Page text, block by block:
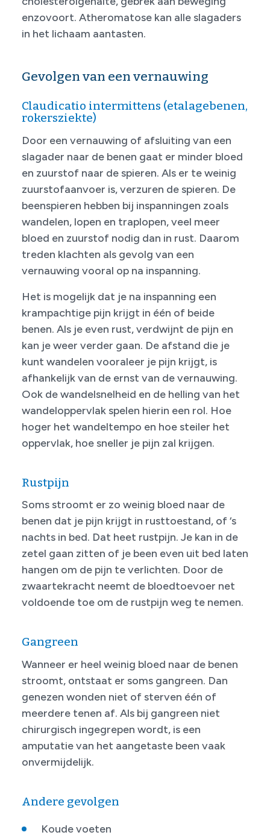
enzovoort. Atheromatose kan alle slagaders
in het lichaam aantasten.
Gevolgen van een vernauwing
Claudicatio intermittens (etalagebenen,
rokersziekte)
Door een vernauwing of afsluiting van een
slagader naar de benen gaat er minder bloed
en zuurstof naar de spieren. Als er te weinig
zuurstofaanvoer is, verzuren de spieren. De
beenspieren hebben bij inspanningen zoals
wandelen, lopen en traplopen, veel meer
bloed en zuurstof nodig dan in rust. Daarom
treden klachten als gevolg van een
vernauwing vooral op na inspanning.
Het is mogelijk dat je na inspanning een
krampachtige pijn krijgt in één of beide
benen. Als je even rust, verdwijnt de pijn en
kan je weer verder gaan. De afstand die je
kunt wandelen vooraleer je pijn krijgt, is
afhankelijk van de ernst van de vernauwing.
Ook de wandelsnelheid en de helling van het
wandeloppervlak spelen hierin een rol. Hoe
hoger het wandeltempo en hoe steiler het
oppervlak, hoe sneller je pijn zal krijgen.
Rustpijn
Soms stroomt er zo weinig bloed naar de
benen dat je pijn krijgt in rust­toestand, of ‘s
nachts in bed. Dat heet rustpijn. Je kan in de
zetel gaan zitten of je been even uit bed laten
hangen om de pijn te verlichten. Door de
zwaartekracht neemt de bloedtoevoer net
voldoende toe om de rustpijn weg te nemen.
Gangreen
Wanneer er heel weinig bloed naar de benen
stroomt, ontstaat er soms gangreen. Dan
genezen wonden niet of sterven één of
meerdere tenen af. Als bij gangreen niet
chirurgisch ingegrepen wordt, is een
amputatie van het aangetaste been vaak
onvermijdelijk.
Andere gevolgen
Koude voeten